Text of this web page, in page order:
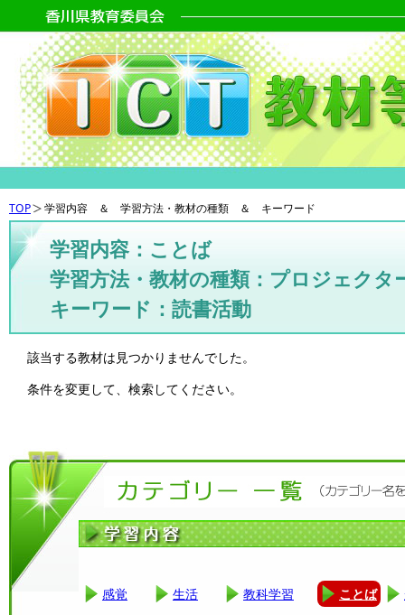
TOP 学習内容 ＆ 学習方法・教材の種類 ＆ キーワード
学習内容：ことば
学習方法・教材の種類：プロジェクタ
キーワード：読書活動
該当する教材は見つかりませんでした。
条件を変更して、検索してください。
感覚 生活 教科学習 ことば